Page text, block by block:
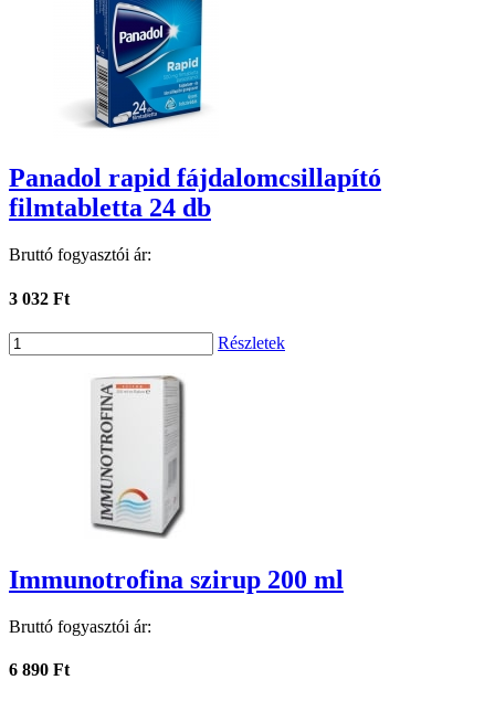
Panadol rapid fájdalomcsillapító
filmtabletta 24 db
Bruttó fogyasztói ár:
3 032 Ft
Részletek
Immunotrofina szirup 200 ml
Bruttó fogyasztói ár:
6 890 Ft